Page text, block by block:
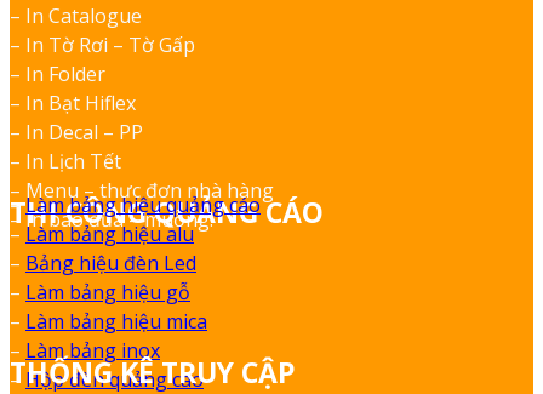
– In Catalogue
– In Tờ Rơi – Tờ Gấp
– In Folder
– In Bạt Hiflex
– In Decal – PP
– In Lịch Tết
– Menu – thực đơn nhà hàng
– In bao đũa – muỗng.
THI CÔNG QUẢNG CÁO
–Làm bảng hiệu quảng cáo
– Làm bảng hiệu alu
– Bảng hiệu đèn Led
– Làm bảng hiệu gỗ
– Làm bảng hiệu mica
– Làm bảng inox
– Hộp đèn quảng cáo
THỐNG KÊ TRUY CẬP